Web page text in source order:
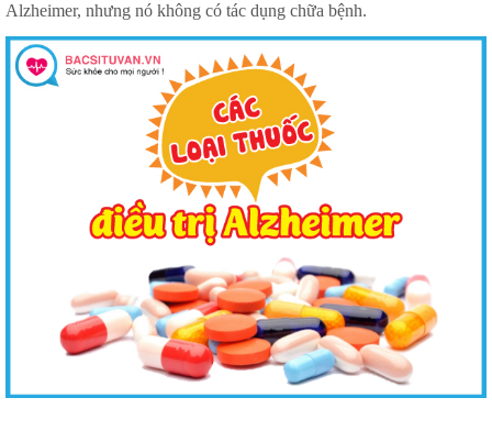
Alzheimer, nhưng nó không có tác dụng chữa bệnh.